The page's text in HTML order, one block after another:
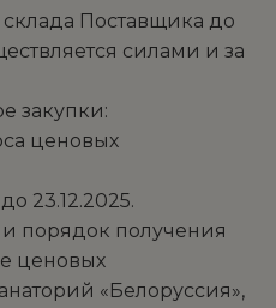
склада Поставщика до
силами и за
закупки:
ценовых
23.12.2025.
порядок получения
ценовых
«Белоруссия»,